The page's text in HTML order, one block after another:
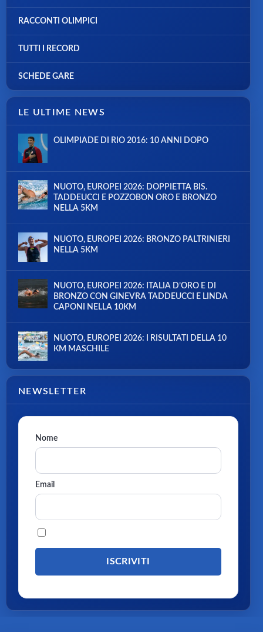
RACCONTI OLIMPICI
TUTTI I RECORD
SCHEDE GARE
LE ULTIME NEWS
OLIMPIADE DI RIO 2016: 10 ANNI DOPO
NUOTO, EUROPEI 2026: DOPPIETTA BIS.
TADDEUCCI E POZZOBON ORO E BRONZO
NELLA 5KM
NUOTO, EUROPEI 2026: BRONZO PALTRINIERI
NELLA 5KM
NUOTO, EUROPEI 2026: ITALIA D’ORO E DI
BRONZO CON GINEVRA TADDEUCCI E LINDA
CAPONI NELLA 10KM
NUOTO, EUROPEI 2026: I RISULTATI DELLA 10
KM MASCHILE
NEWSLETTER
Nome
Email